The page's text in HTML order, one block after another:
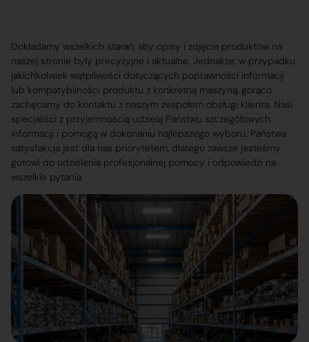
Dokładamy wszelkich starań, aby opisy i zdjęcia produktów na
naszej stronie były precyzyjne i aktualne. Jednakże, w przypadku
jakichkolwiek wątpliwości dotyczących poprawności informacji
lub kompatybilności produktu z konkretną maszyną, gorąco
zachęcamy do kontaktu z naszym zespołem obsługi klienta. Nasi
specjaliści z przyjemnością udzielą Państwu szczegółowych
informacji i pomogą w dokonaniu najlepszego wyboru. Państwa
satysfakcja jest dla nas priorytetem, dlatego zawsze jesteśmy
gotowi do udzielenia profesjonalnej pomocy i odpowiedzi na
wszelkie pytania.